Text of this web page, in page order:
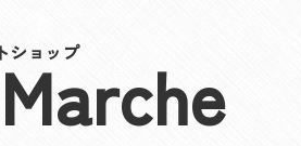
ショップ